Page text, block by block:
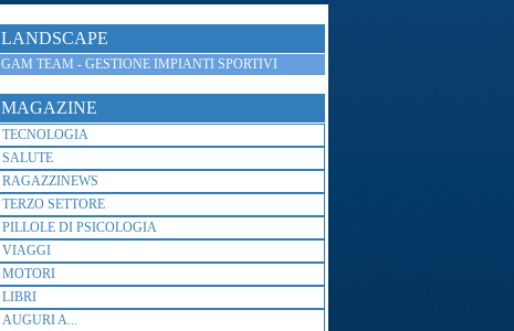
LANDSCAPE
GAM TEAM - GESTIONE IMPIANTI SPORTIVI
MAGAZINE
TECNOLOGIA
SALUTE
RAGAZZINEWS
TERZO SETTORE
PILLOLE DI PSICOLOGIA
VIAGGI
MOTORI
LIBRI
AUGURI A...